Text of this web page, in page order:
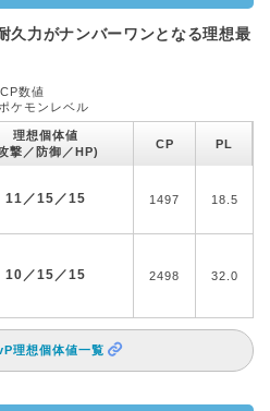
久力がナンバーワンとなる理想最
数値
ケモンレベル
理想個体値
撃／防御／HP)
CP PL
11／15／15 1497 18.5
10／15／15 2498 32.0
理想個体値一覧